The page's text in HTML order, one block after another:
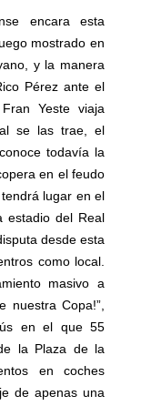
encara esta
mostrado en
y la manera
Pérez ante el
Yeste viaja
se las trae, el
todavía la
en el feudo
lugar en el
estadio del Real
desde esta
como local.
masivo a
nuestra Copa!”,
en el que 55
la Plaza de la
en coches
de apenas una